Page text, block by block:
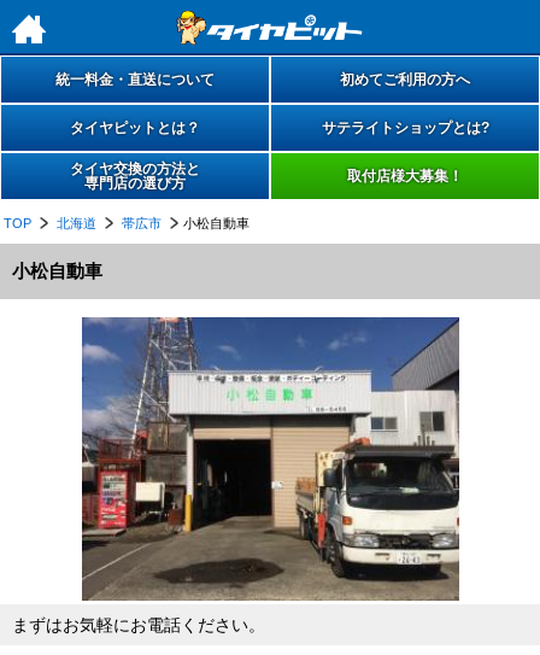
h
統一料金・直送について 初めてご利用の方へ
タイヤピットとは？ サテライトショップとは?
タイヤ交換の方法と
専門店の選び方
取付店様大募集！
TOP 北海道 帯広市 小松自動車
小松自動車
まずはお気軽にお電話ください。